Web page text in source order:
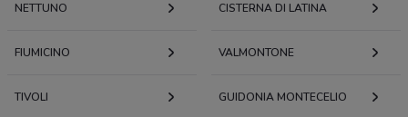
NETTUNO CISTERNA DI LATINA
FIUMICINO VALMONTONE
TIVOLI GUIDONIA MONTECELIO